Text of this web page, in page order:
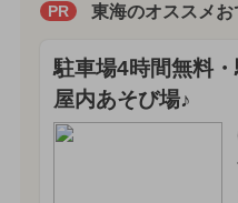
PR 東海のオススメお
駐車場4時間無料
屋内あそび場♪